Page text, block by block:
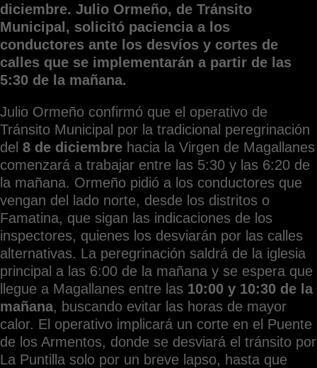
diciembre. Julio Ormeño, de Tránsito
Municipal, solicitó paciencia a los
conductores ante los desvíos y cortes de
calles que se implementarán a partir de las
5:30 de la mañana.
Julio Ormeño confirmó que el operativo de
Tránsito Municipal por la tradicional peregrinación
del 8 de diciembre hacia la Virgen de Magallanes
comenzará a trabajar entre las 5:30 y las 6:20 de
la mañana. Ormeño pidió a los conductores que
vengan del lado norte, desde los distritos o
Famatina, que sigan las indicaciones de los
inspectores, quienes los desviarán por las calles
alternativas. La peregrinación saldrá de la iglesia
principal a las 6:00 de la mañana y se espera que
llegue a Magallanes entre las 10:00 y 10:30 de la
mañana, buscando evitar las horas de mayor
calor. El operativo implicará un corte en el Puente
de los Armentos, donde se desviará el tránsito por
La Puntilla solo por un breve lapso, hasta que